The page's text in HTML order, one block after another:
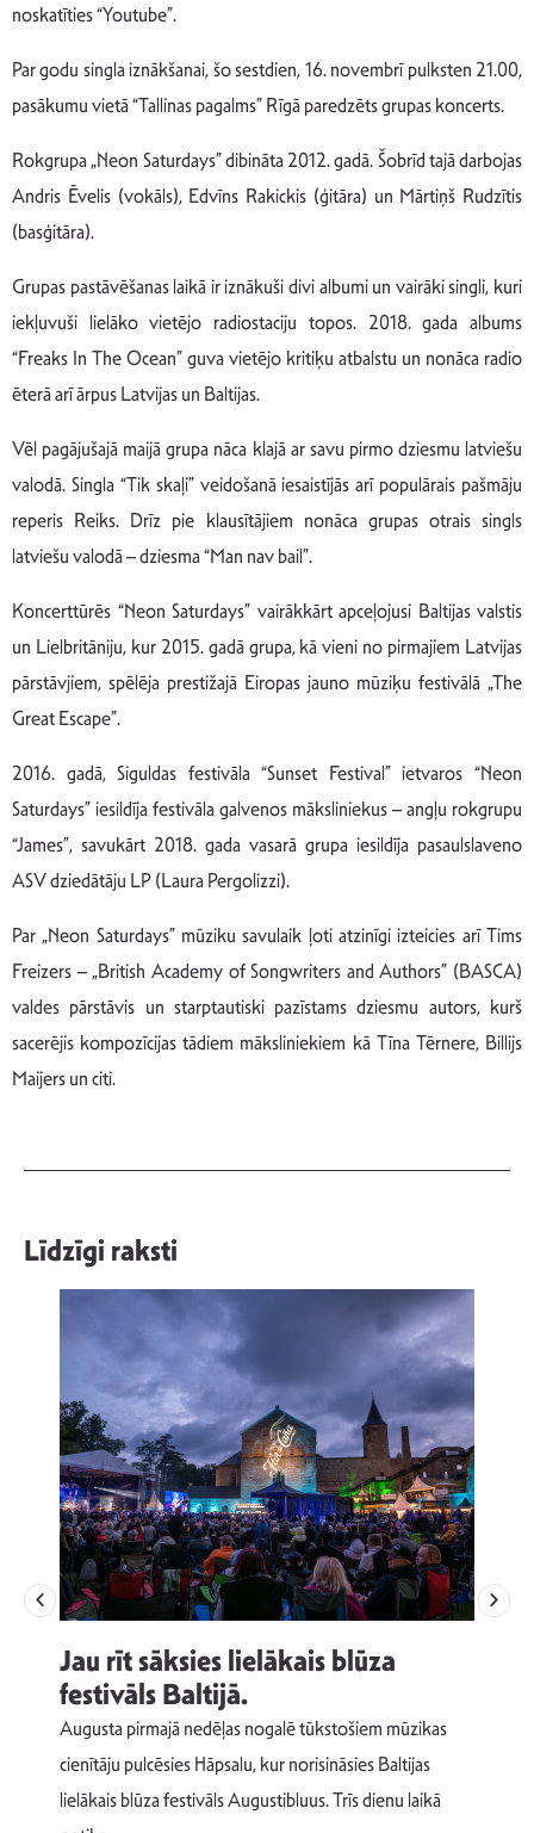
noskatīties “Youtube”.
Par godu singla iznākšanai, šo sestdien, 16. novembrī pulksten 21.00,
pasākumu vietā “Tallinas pagalms” Rīgā paredzēts grupas koncerts.
Rokgrupa „Neon Saturdays” dibināta 2012. gadā. Šobrīd tajā darbojas
Andris Ēvelis (vokāls), Edvīns Rakickis (ģitāra) un Mārtiņš Rudzītis
(basģitāra).
Grupas pastāvēšanas laikā ir iznākuši divi albumi un vairāki singli, kuri
iekļuvuši lielāko vietējo radiostaciju topos. 2018. gada albums
“Freaks In The Ocean” guva vietējo kritiķu atbalstu un nonāca radio
ēterā arī ārpus Latvijas un Baltijas.
Vēl pagājušajā maijā grupa nāca klajā ar savu pirmo dziesmu latviešu
valodā. Singla “Tik skaļi” veidošanā iesaistījās arī populārais pašmāju
reperis Reiks. Drīz pie klausītājiem nonāca grupas otrais singls
latviešu valodā – dziesma “Man nav bail”.
Koncerttūrēs “Neon Saturdays” vairākkārt apceļojusi Baltijas valstis
un Lielbritāniju, kur 2015. gadā grupa, kā vieni no pirmajiem Latvijas
pārstāvjiem, spēlēja prestižajā Eiropas jauno mūziķu festivālā „The
Great Escape”.
2016. gadā, Siguldas festivāla “Sunset Festival” ietvaros “Neon
Saturdays” iesildīja festivāla galvenos māksliniekus – angļu rokgrupu
“James”, savukārt 2018. gada vasarā grupa iesildīja pasaulslaveno
ASV dziedātāju LP (Laura Pergolizzi).
Par „Neon Saturdays” mūziku savulaik ļoti atzinīgi izteicies arī Tims
Freizers – „British Academy of Songwriters and Authors” (BASCA)
valdes pārstāvis un starptautiski pazīstams dziesmu autors, kurš
sacerējis kompozīcijas tādiem māksliniekiem kā Tīna Tērnere, Billijs
Maijers un citi.
Līdzīgi raksti
Jau rīt sāksies lielākais blūza
festivāls Baltijā.
Augusta pirmajā nedēļas nogalē tūkstošiem mūzikas
cienītāju pulcēsies Hāpsalu, kur norisināsies Baltijas
lielākais blūza festivāls Augustibluus. Trīs dienu laikā